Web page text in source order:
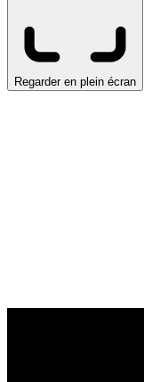
Regarder en plein écran